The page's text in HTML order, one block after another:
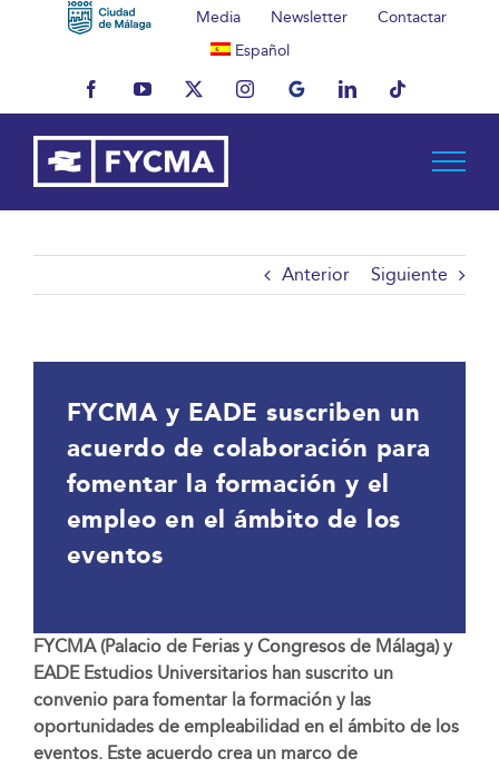
Media Newsletter
Contactar
Español
FacebookYouTubeX InstagramMyBusinessLinkedInTiktok
Anterior Siguiente
FYCMA y EADE suscriben un
acuerdo de colaboración para
fomentar la formación y el
empleo en el ámbito de los
eventos
FYCMA (Palacio de Ferias y Congresos de Málaga) y
EADE Estudios Universitarios han suscrito un
convenio para fomentar la formación y las
oportunidades de empleabilidad en el ámbito de los
eventos. Este acuerdo crea un marco de